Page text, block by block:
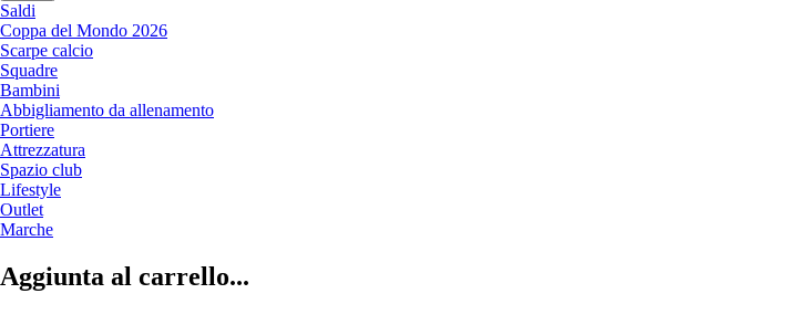
Saldi
Coppa del Mondo 2026
Scarpe calcio
Squadre
Bambini
Abbigliamento da allenamento
Portiere
Attrezzatura
Spazio club
Lifestyle
Outlet
Marche
Aggiunta al carrello...